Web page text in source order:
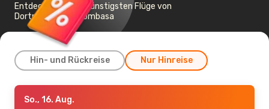
Entdecken Sie die günstigsten Flüge von
Dortmund nach Mombasa
Hin- und Rückreise Nur Hinreise
So., 16. Aug.
So., 16. Aug.